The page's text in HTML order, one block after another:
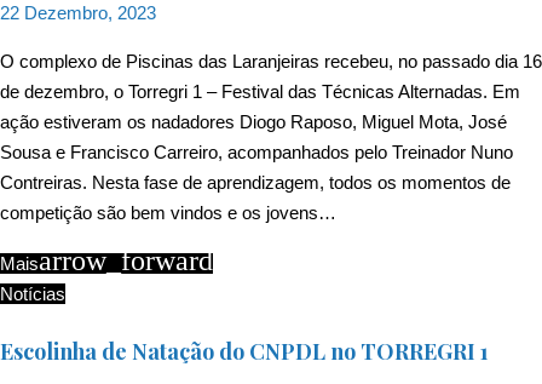
22 Dezembro, 2023
O complexo de Piscinas das Laranjeiras recebeu, no passado dia 16
de dezembro, o Torregri 1 – Festival das Técnicas Alternadas. Em
ação estiveram os nadadores Diogo Raposo, Miguel Mota, José
Sousa e Francisco Carreiro, acompanhados pelo Treinador Nuno
Contreiras. Nesta fase de aprendizagem, todos os momentos de
competição são bem vindos e os jovens…
Maisarrow_forward
Notícias
Escolinha de Natação do CNPDL no TORREGRI 1